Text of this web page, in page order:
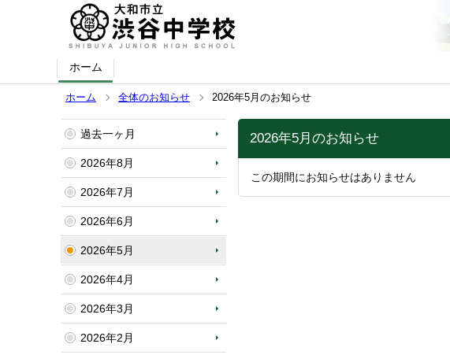
ホーム
ホーム 全体のお知らせ 2026年5月のお知らせ
過去一ヶ月
2026年8月
2026年7月
2026年6月
2026年5月
2026年4月
2026年3月
2026年2月
2026年5月のお知らせ
この期間にお知らせはありません